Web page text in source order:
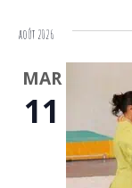
une
août 2026
MAR
11